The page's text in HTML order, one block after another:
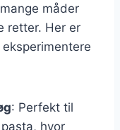
måder
retter. Her er
: Perfekt til
hvor